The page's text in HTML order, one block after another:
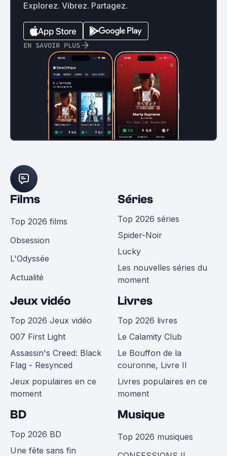
Explorez. Vibrez. Partagez.
EN SAVOIR PLUS
Films
Top 2026 films
Obsession
L'Odyssée
Actualité
Séries
Top 2026 séries
Spider-Noir
Lucky
Les nouvelles séries du
moment
Jeux vidéo
Top 2026 Jeux vidéo
007 First Light
Assassin's Creed: Black
Flag - Resynced
Jeux populaires en ce
moment
Livres
Top 2026 livres
Le Calamity Club
Le Bouffon de la
couronne, Livre II
Livres populaires en ce
moment
BD
Top 2026 BD
Une fête sans fin
Musique
Top 2026 musiques